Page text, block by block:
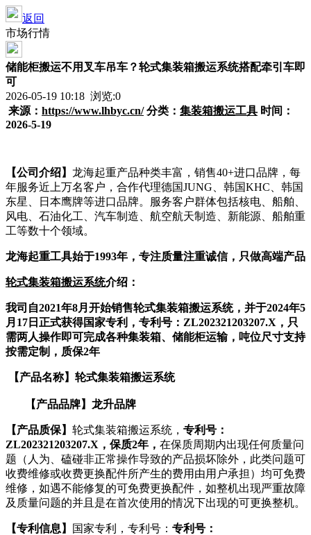
返回
市场行情
储能柜搬运不用叉车吊车？轮式集装箱搬运系统搭配牵引车即
可
2026-05-19 10:18 浏览:0
来源： https://www.lhbyc.cn/ 分类 ： 集装箱搬运工具 时间：
2026-5-19
【公司介绍】 龙海起重产品种类丰富，销售40+进口品牌，每
年服务近上万名客户，合作代理德国JUNG、韩国KHC、韩国
东星、日本鹰牌等进口品牌。服务客户群体包括核电、船舶、
风电、石油化工、汽车制造、航空航天制造、新能源、船舶重
工等数十个领域。
龙海起重工具始于1993年，专注质量注重诚信，只做高端产品
轮式集装箱搬运系统介绍：
我司 自2021年8月开始销售轮式集装箱搬运系统，并于2024年5
月17日正式获得国家专利，专利号：ZL202321203207.X，只
需两人操作即可完成各种集装箱、储能柜运输，吨位尺寸支持
按需定制，质保2年
【产品名称】 轮式集装箱搬运系统
【产品品牌】 龙升品牌
【产品质保】 轮式集装箱搬运系统， 专利号：
ZL202321203207.X ，保质2年， 在保质周期内出现任何质量问
题（人为、磕碰非正常操作导致的产品损坏除外，此类问题可
收费维修或收费更换配件所产生的费用由用户承担）均可免费
维修，如遇不能修复的可免费更换配件，如整机出现严重故障
及质量问题的并且是在首次使用的情况下出现的可更换整机。
【专利信息】 国家专利，专利号： 专利号：